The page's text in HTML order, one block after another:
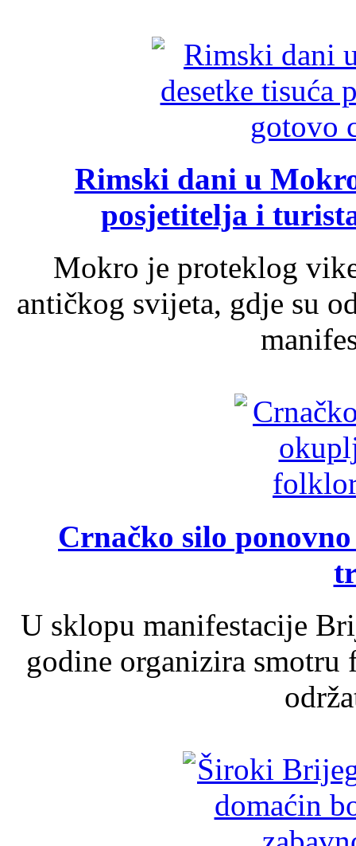
Rimski dani u
posjetitelja i
Mokro je proteklog
antičkog svijeta, gdje su
Crnačko silo
U sklopu manifestacije
godine organizira